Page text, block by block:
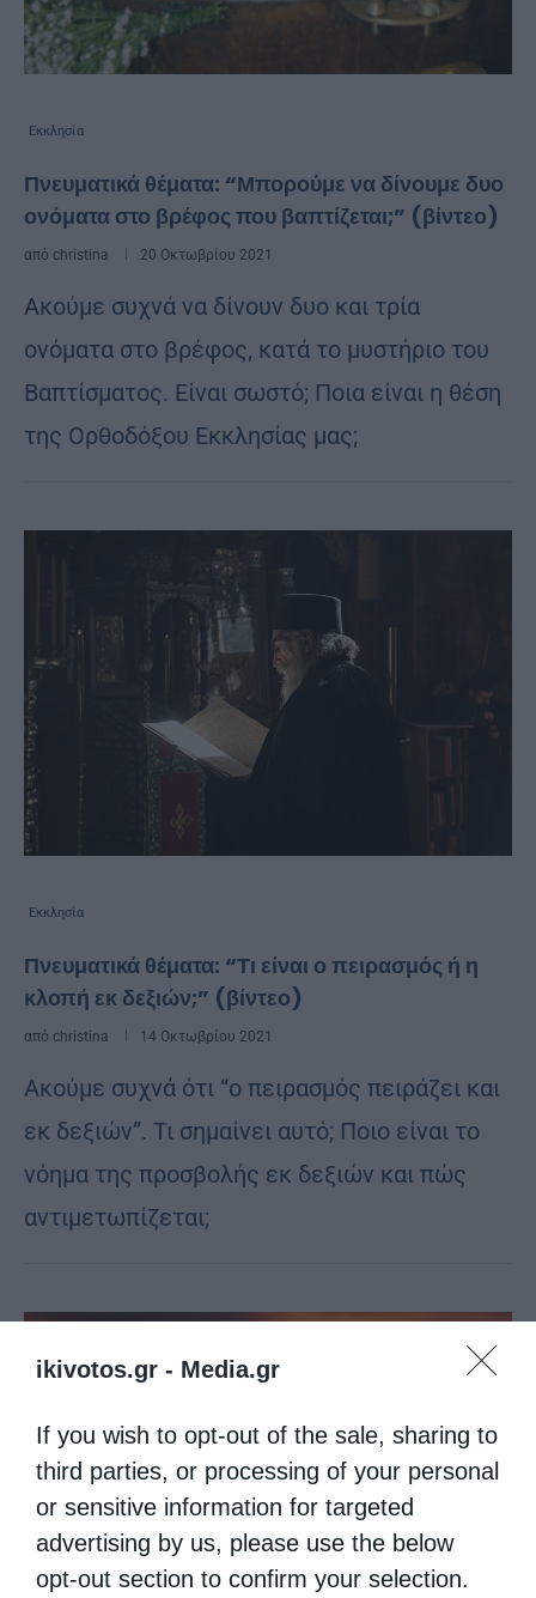
ikivotos.gr - Media.gr
If you wish to opt-out of the sale, sharing to
third parties, or processing of your personal
or sensitive information for targeted
advertising by us, please use the below
opt-out section to confirm your selection.
Εκκλησία
Πνευματικά θέματα: “Μπορούμε να δίνουμε δυο
ονόματα στο βρέφος που βαπτίζεται;” (βίντεο)
από christina 20 Οκτωβρίου 2021
Ακούμε συχνά να δίνουν δυο και τρία
ονόματα στο βρέφος, κατά το μυστήριο του
Βαπτίσματος. Είναι σωστό; Ποια είναι η θέση
της Ορθοδόξου Εκκλησίας μας;
Εκκλησία
Πνευματικά θέματα: “Τι είναι ο πειρασμός ή η
κλοπή εκ δεξιών;” (βίντεο)
από christina 14 Οκτωβρίου 2021
Ακούμε συχνά ότι “ο πειρασμός πειράζει και
εκ δεξιών”. Τι σημαίνει αυτό; Ποιο είναι το
νόημα της προσβολής εκ δεξιών και πώς
αντιμετωπίζεται;